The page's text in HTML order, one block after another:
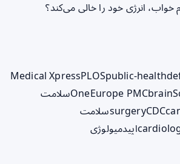
خواب، انرژی خود را خالی می‌کند؟
Medical XpressPLOSpublic-health
OneEurope PMCbrain
سلامت
surgeryCDC
سلامت
اپیدمیولوژی